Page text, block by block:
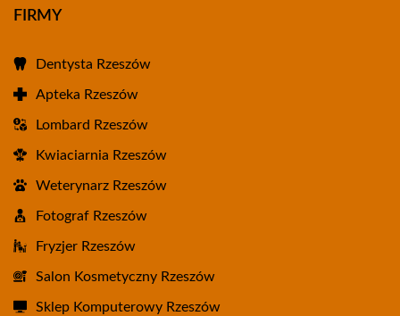
FIRMY
Dentysta Rzeszów
Apteka Rzeszów
Lombard Rzeszów
Kwiaciarnia Rzeszów
Weterynarz Rzeszów
Fotograf Rzeszów
Fryzjer Rzeszów
Salon Kosmetyczny Rzeszów
Sklep Komputerowy Rzeszów